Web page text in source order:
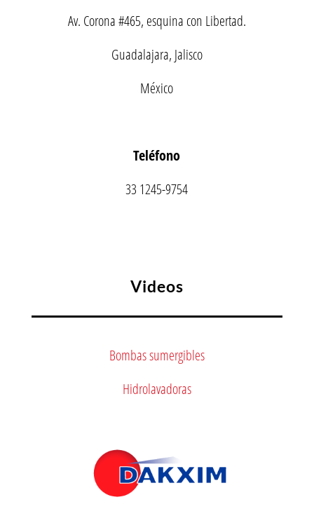
Av. Corona #465, esquina con Libertad.
Guadalajara, Jalisco
México
Teléfono
33 1245-9754
Videos
Bombas sumergibles
Hidrolavadoras